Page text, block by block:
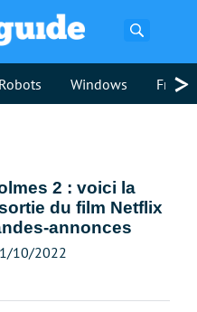
Robots Windows >
2 : voici la
du film Netflix
annonces
10/2022